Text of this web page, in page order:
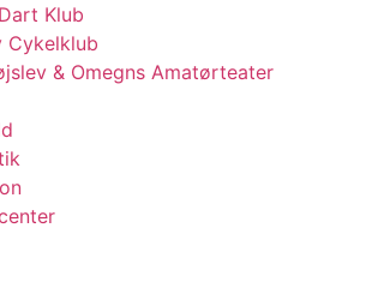
Klub
Cykelklub
& Omegns Amatørteater